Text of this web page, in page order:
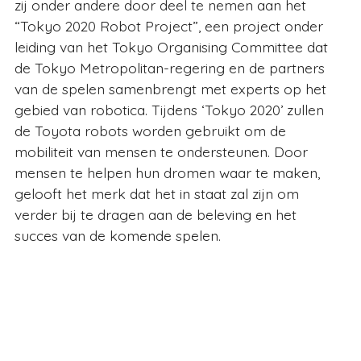
zij onder andere door deel te nemen aan het
“Tokyo 2020 Robot Project”, een project onder
leiding van het Tokyo Organising Committee dat
de Tokyo Metropolitan-regering en de partners
van de spelen samenbrengt met experts op het
gebied van robotica. Tijdens ‘Tokyo 2020’ zullen
de Toyota robots worden gebruikt om de
mobiliteit van mensen te ondersteunen. Door
mensen te helpen hun dromen waar te maken,
gelooft het merk dat het in staat zal zijn om
verder bij te dragen aan de beleving en het
succes van de komende spelen.